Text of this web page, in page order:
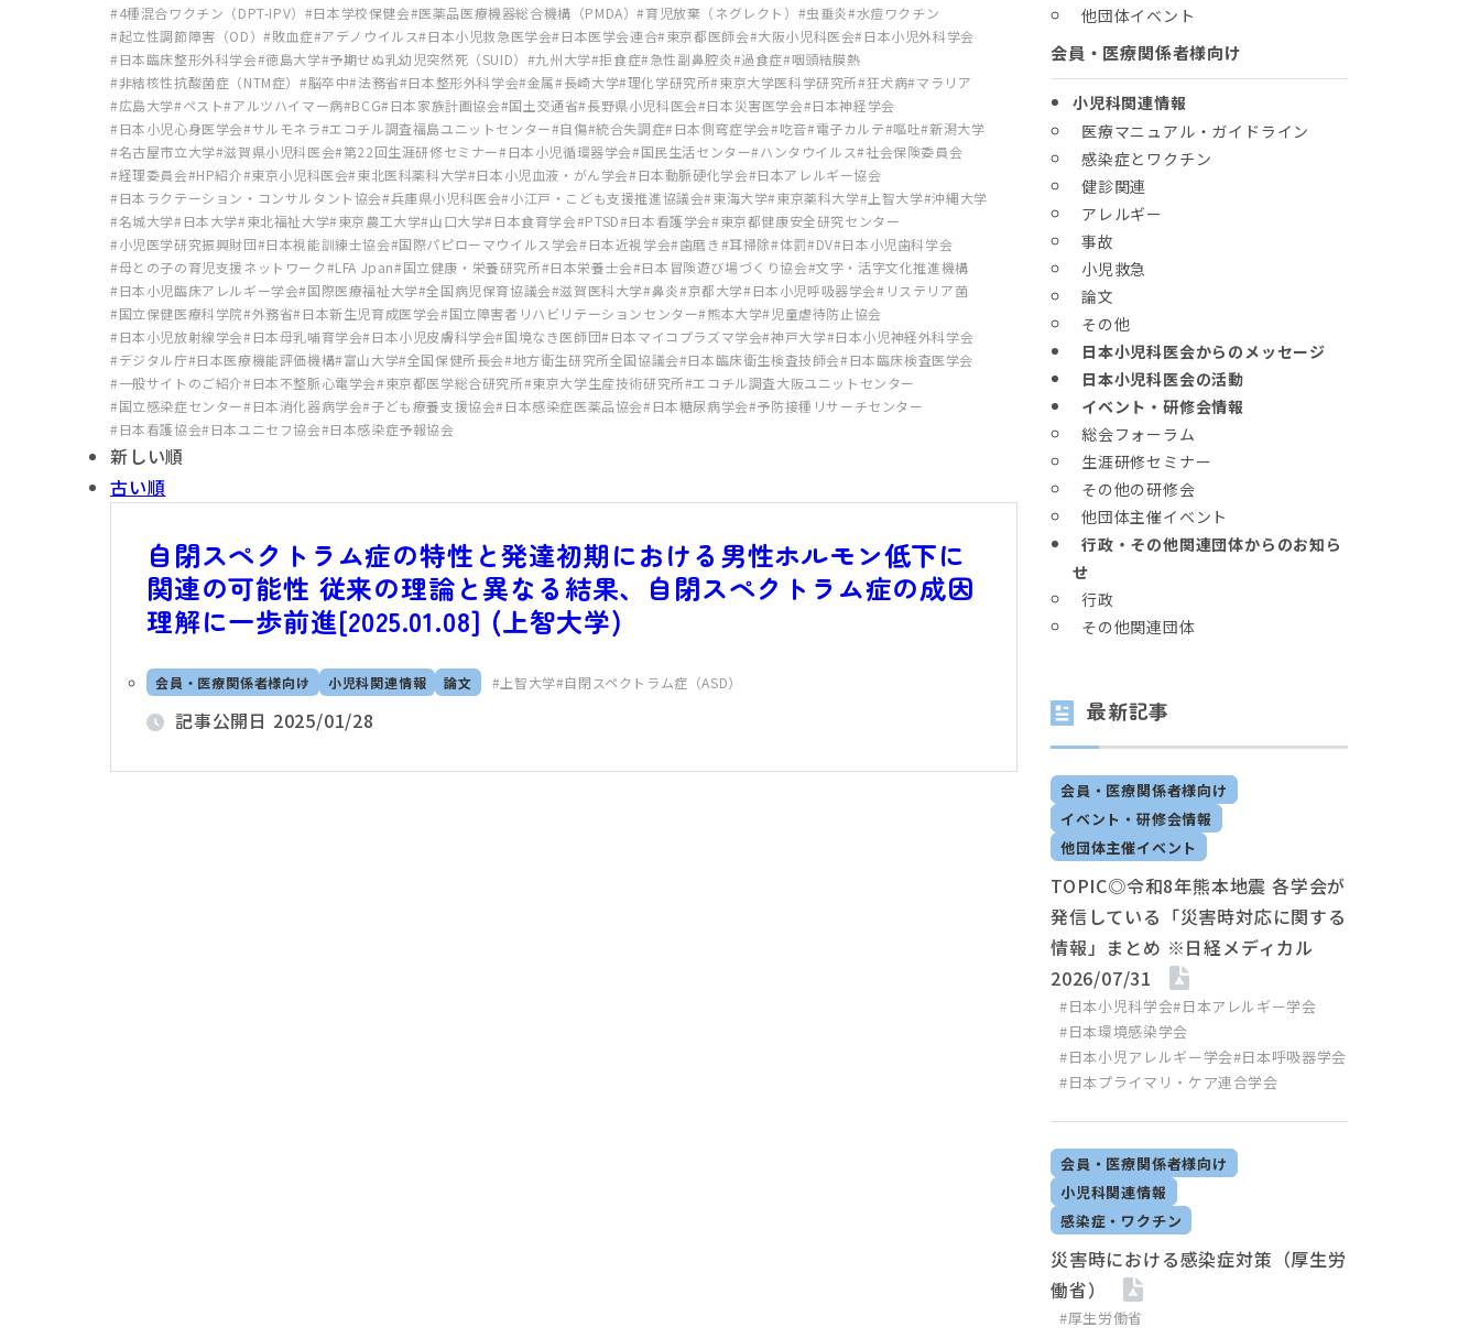
4種混合ワクチン（DPT-IPV）
日本学校保健会 医薬品医療機器総合機構（PMDA） 育児放棄（ネグレクト） 虫垂炎 水痘ワクチン
起立性調節障害（OD） 敗血症 アデノウイルス 日本小児救急医学会 日本医学会連合 東京都医師会 大阪小児科医会 日本小児外科学会
日本臨床整形外科学会 徳島大学 予期せぬ乳幼児突然死（SUID） 九州大学 拒食症 急性副鼻腔炎 過食症 咽頭結膜熱
非結核性抗酸菌症（NTM症） 脳卒中 法務省 日本整形外科学会 金属 長崎大学 理化学研究所 東京大学医科学研究所 狂犬病 マラリア
広島大学 ペスト アルツハイマー病 BCG 日本家族計画協会 国土交通省 長野県小児科医会 日本災害医学会 日本神経学会
日本小児心身医学会 サルモネラ エコチル調査福島ユニットセンター 自傷 統合失調症 日本側弯症学会 吃音 電子カルテ 嘔吐 新潟大学
名古屋市立大学 滋賀県小児科医会 第22回生涯研修セミナー 日本小児循環器学会 国民生活センター ハンタウイルス 社会保険委員会
経理委員会 HP紹介 東京小児科医会 東北医科薬科大学 日本小児血液・がん学会 日本動脈硬化学会 日本アレルギー協会
日本ラクテーション・コンサルタント協会 兵庫県小児科医会 小江戸・こども支援推進協議会 東海大学 東京薬科大学 上智大学 沖縄大学
名城大学 日本大学 東北福祉大学 東京農工大学 山口大学 日本食育学会 PTSD 日本看護学会 東京都健康安全研究センター
小児医学研究振興財団
日本視能訓練士協会 国際パピローマウイルス学会 日本近視学会 歯磨き 耳掃除 体罰 DV 日本小児歯科学会
母との子の育児支援ネットワーク LFA Jpan 国立健康・栄養研究所 日本栄養士会 日本冒険遊び場づくり協会 文字・活字文化推進機構
日本小児臨床アレルギー学会 国際医療福祉大学 全国病児保育協議会 滋賀医科大学 鼻炎 京都大学 日本小児呼吸器学会
リステリア菌
国立保健医療科学院 外務省 日本新生児育成医学会 国立障害者リハビリテーションセンター 熊本大学 児童虐待防止協会
日本小児放射線学会 日本母乳哺育学会 日本小児皮膚科学会 国境なき医師団 日本マイコプラズマ学会 神戸大学 日本小児神経外科学会
デジタル庁 日本医療機能評価機構 富山大学 全国保健所長会 地方衛生研究所全国協議会 日本臨床衛生検査技師会 日本臨床検査医学会
一般サイトのご紹介 日本不整脈心電学会 東京都医学総合研究所 東京大学生産技術研究所 エコチル調査大阪ユニットセンター
国立感染症センター 日本消化器病学会 子ども療養支援協会 日本感染症医薬品協会 日本糖尿病学会 予防接種リサーチセンター
日本看護協会 日本ユニセフ協会 日本感染症予報協会
新しい順
古い順
自閉スペクトラム症の特性と発達初期における男性ホルモン低下に
関連の可能性 従来の理論と異なる結果、自閉スペクトラム症の成因
理解に一歩前進[2025.01.08] (上智大学)
会員・医療関係者様向け 小児科関連情報 論文 上智大学 自閉スペクトラム症（ASD）
記事公開日 2025/01/28
他団体イベント
会員・医療関係者様向け
小児科関連情報
医療マニュアル・ガイドライン
感染症とワクチン
健診関連
アレルギー
事故
小児救急
論文
その他
日本小児科医会からのメッセージ
日本小児科医会の活動
イベント・研修会情報
総会フォーラム
生涯研修セミナー
その他の研修会
他団体主催イベント
行政・その他関連団体からのお知ら
せ
行政
その他関連団体
最新記事
会員・医療関係者様向け
イベント・研修会情報
他団体主催イベント
#日本小児科学会#日本アレルギー学会
#日本環境感染学会
#日本小児アレルギー学会#日本呼吸器学会
#日本プライマリ・ケア連合学会
TOPIC◎令和8年熊本地震 各学会が
発信している「災害時対応に関する
情報」まとめ ※日経メディカル
2026/07/31
会員・医療関係者様向け
小児科関連情報
感染症・ワクチン
#厚生労働省
災害時における感染症対策（厚生労
働省）